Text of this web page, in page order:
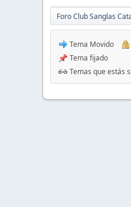
Foro Club Sanglas
Tema Movido
Tema fijado
Temas que estás